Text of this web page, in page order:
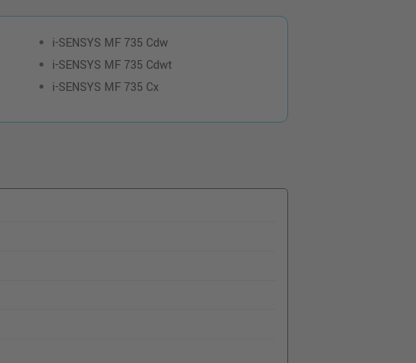
i-SENSYS MF 735 Cdw
i-SENSYS MF 735 Cdwt
i-SENSYS MF 735 Cx